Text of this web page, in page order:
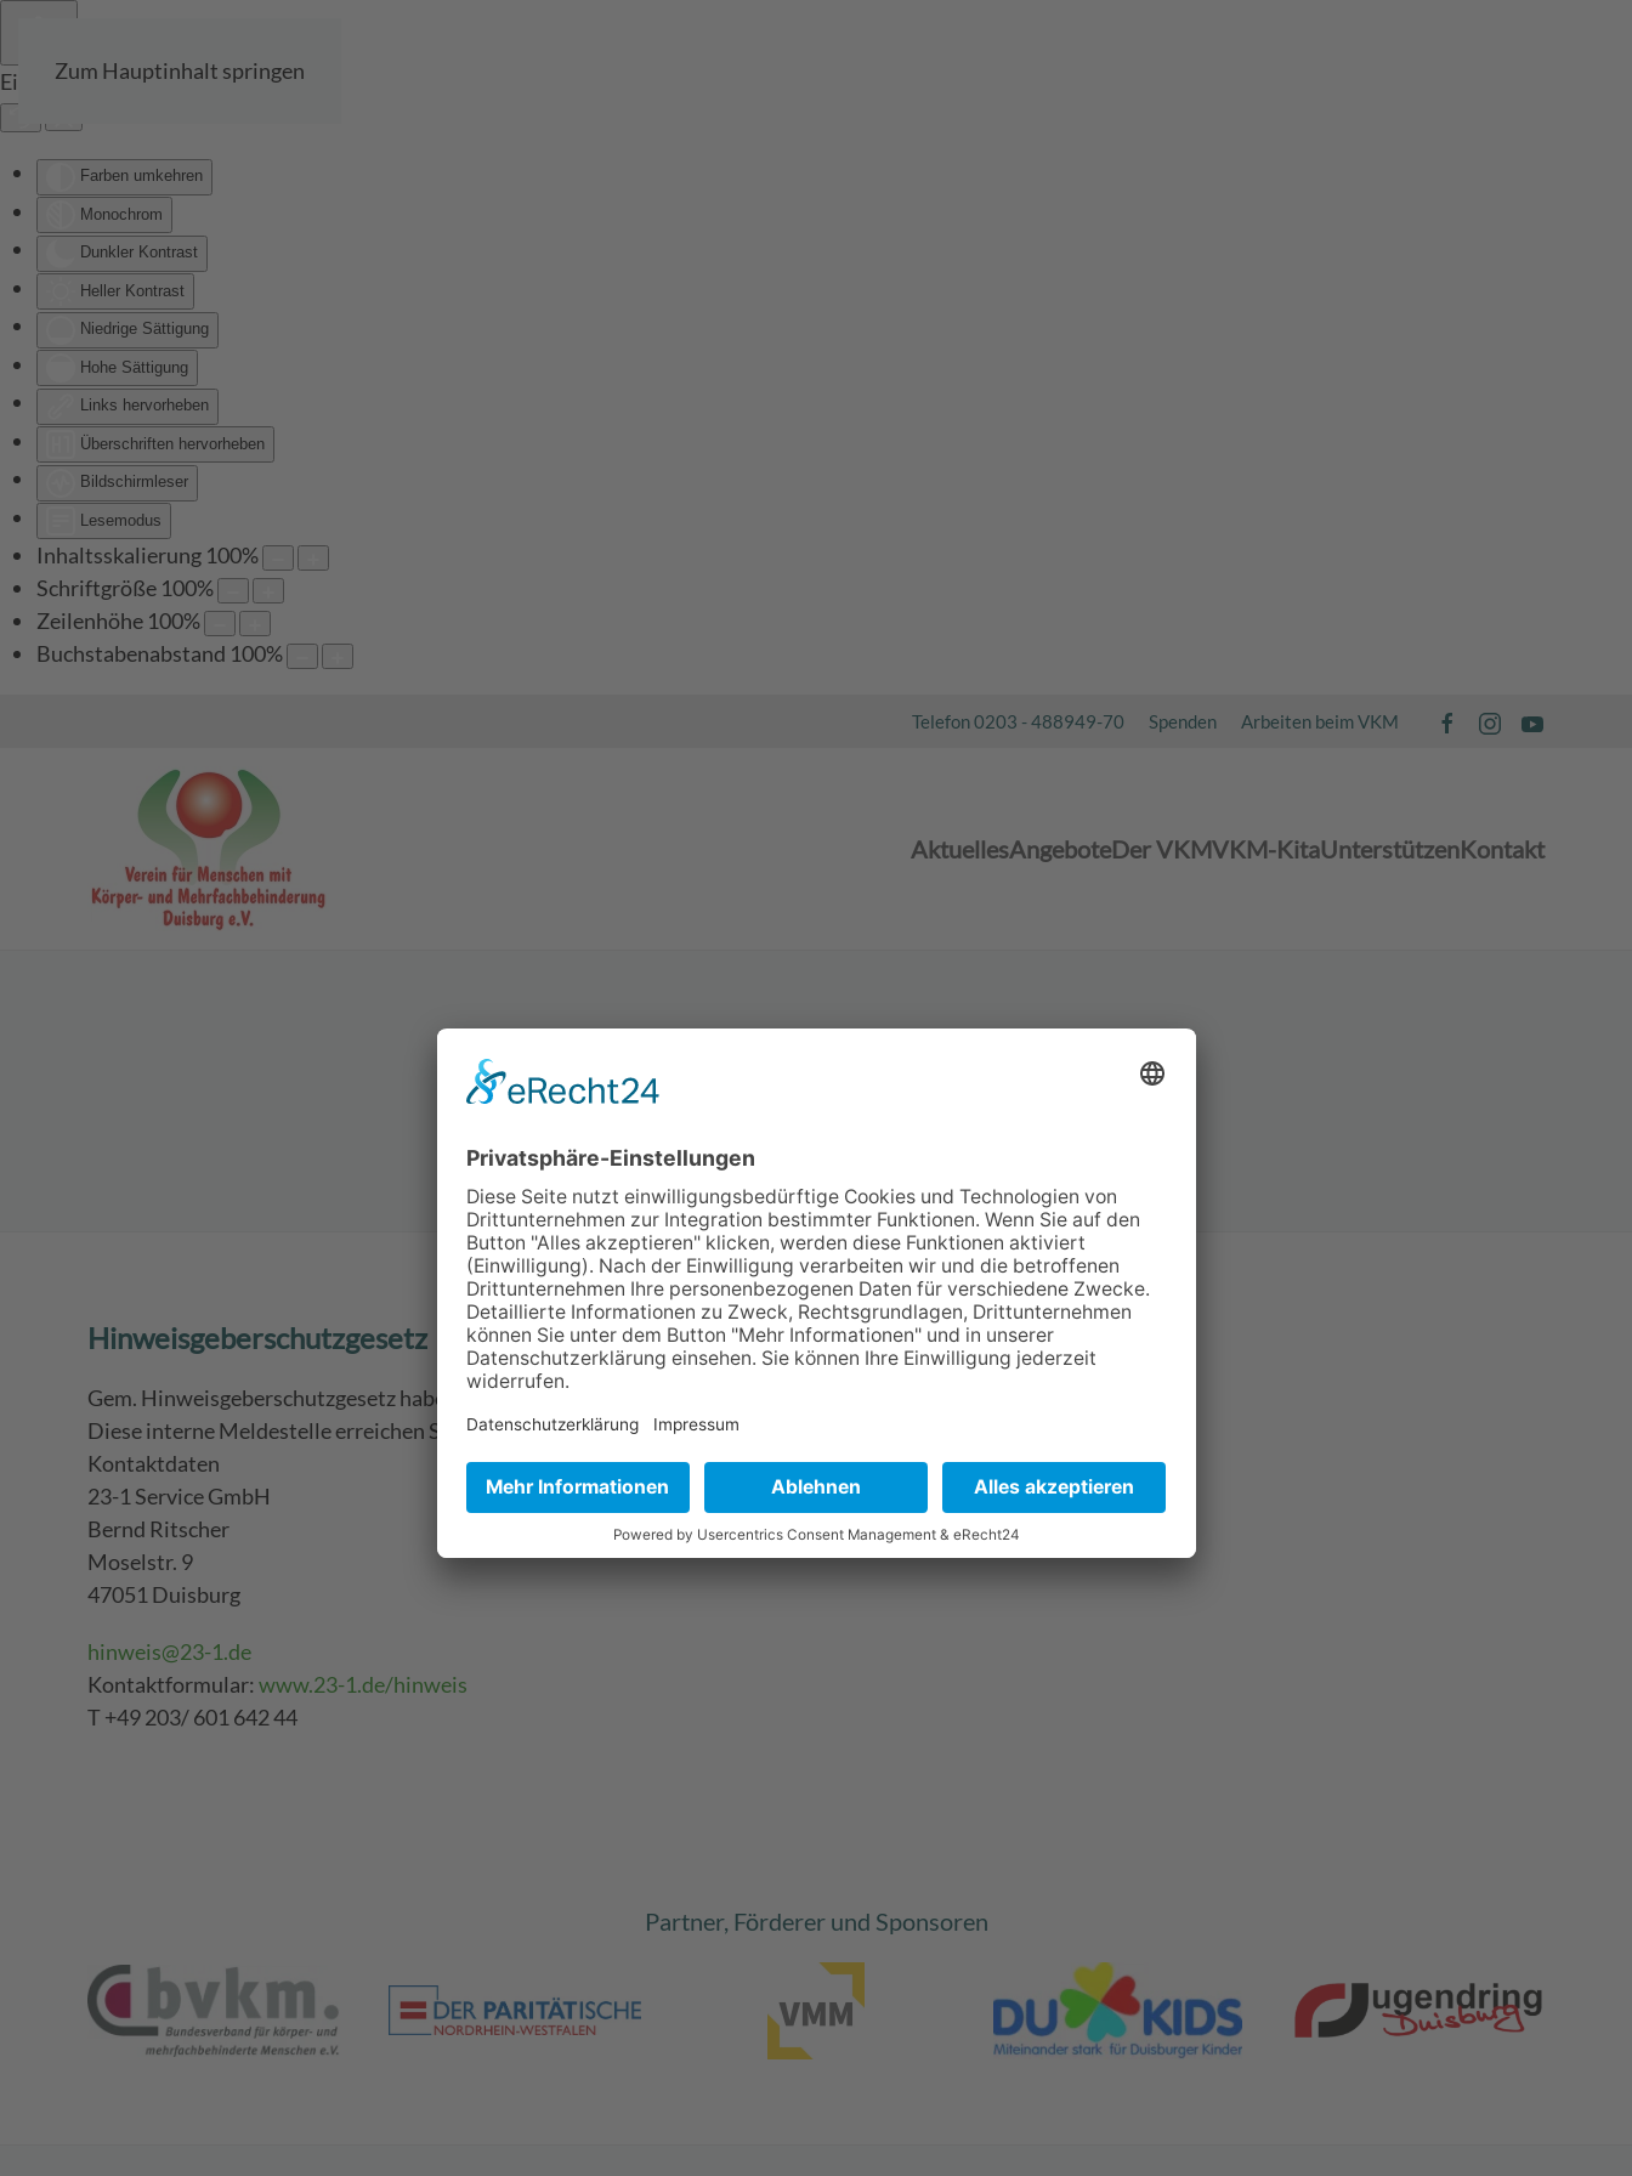
Eingabehilfen öffnen
Farben umkehren
Monochrom
Dunkler Kontrast
Heller Kontrast
Niedrige Sättigung
Hohe Sättigung
Links hervorheben
Überschriften hervorheben
Bildschirmleser
Lesemodus
Inhaltsskalierung 100%
Schriftgröße 100%
Zeilenhöhe 100%
Buchstabenabstand 100%
Zum Hauptinhalt springen
Telefon 0203 - 488949-70 Spenden Arbeiten beim VKM
AktuellesAngeboteDer VKMVKM-KitaUnterstützenKontakt
Hinweisgeberschutzgesetz
Gem. Hinweisgeberschutzgesetz haben wir eine interne Meldestelle eingerichtet.
Diese interne Meldestelle erreichen Sie hier:
Kontaktdaten
23-1 Service GmbH
Bernd Ritscher
Moselstr. 9
47051 Duisburg
hinweis@23-1.de
Kontaktformular: www.23-1.de/hinweis
T +49 203/ 601 642 44
Partner, Förderer und Sponsoren